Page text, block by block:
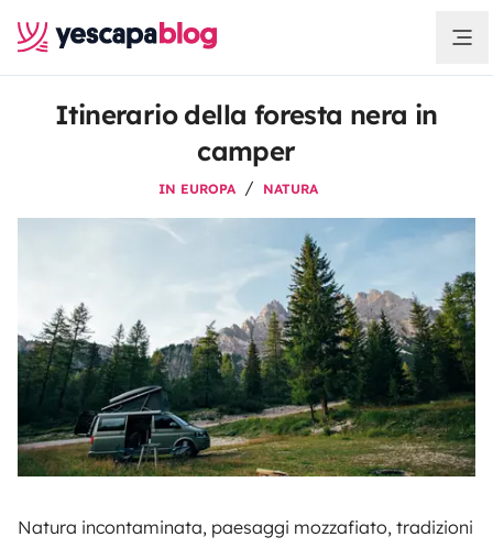
Itinerario della foresta nera in
camper
IN EUROPA NATURA
Natura incontaminata, paesaggi mozzafiato, tradizioni